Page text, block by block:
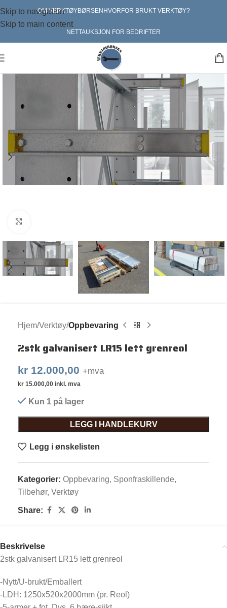
Skip to navigation
Skip to main content
OM VERKTØYBØRSEN HVORFOR BRUKT VERKTØY?
NETTAUKSJON FOR BEDRIFTER
Hjem Verktøy Oppbevaring
2stk galvanisert LR15 lett grenreol
kr 12.000,00 +mva
kr 15.000,00 inkl. mva
Kun 1 på lager
LEGG I HANDLEKURV
Legg i ønskelisten
Kategorier: Oppbevaring, Sponfraskillende,
Tilbehør, Verktøy
Share:
Beskrivelse
2stk galvanisert LR15 lett grenreol
-Nytt/U-brukt/Emballert
-LDH: 1250x520x2000mm (pr. Reol)